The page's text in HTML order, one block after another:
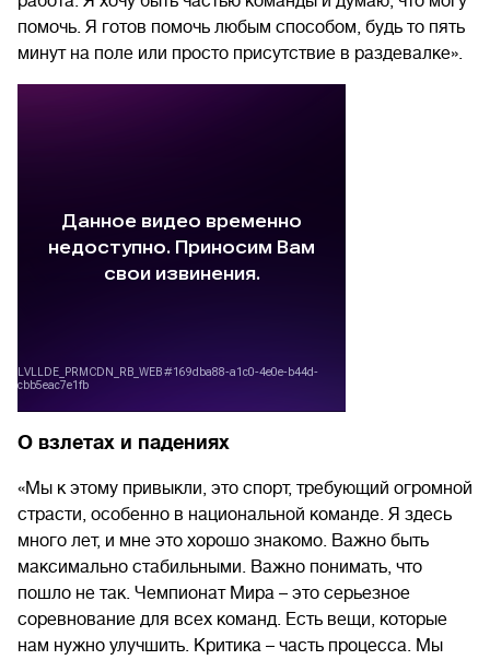
помочь. Я готов помочь любым способом, будь то пять
минут на поле или просто присутствие в раздевалке».
О взлетах и падениях
«Мы к этому привыкли, это спорт, требующий огромной
страсти, особенно в национальной команде. Я здесь
много лет, и мне это хорошо знакомо. Важно быть
максимально стабильными. Важно понимать, что
пошло не так. Чемпионат Мира – это серьезное
соревнование для всех команд. Есть вещи, которые
нам нужно улучшить. Критика – часть процесса. Мы